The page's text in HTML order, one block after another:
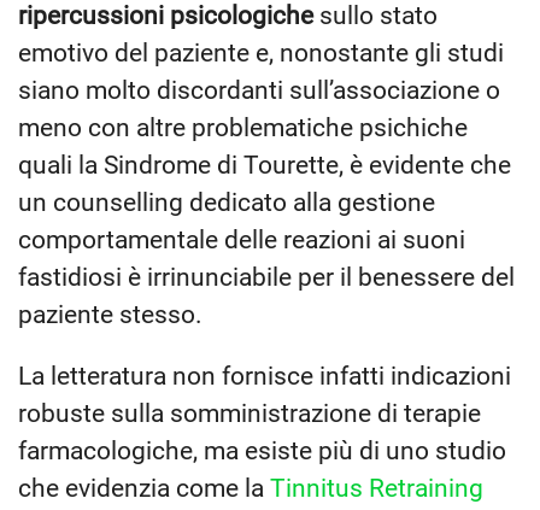
ripercussioni psicologichesullo stato
emotivo del paziente e, nonostante gli studi
siano molto discordanti sull’associazione o
meno con altre problematiche psichiche
quali la Sindrome di Tourette, è evidente che
un counselling dedicato alla gestione
comportamentale delle reazioni ai suoni
fastidiosi è irrinunciabile per il benessere del
paziente stesso.
La letteratura non fornisce infatti indicazioni
robuste sulla somministrazione di terapie
farmacologiche, ma esiste più di uno studio
che evidenzia come la Tinnitus Retraining